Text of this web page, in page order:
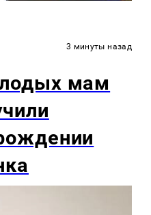
3 минуты назад
мам